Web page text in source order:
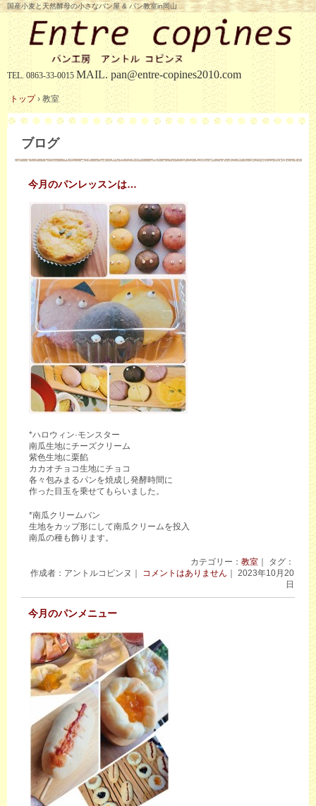
国産小麦と天然酵母の小さなパン屋 & パン教室in岡山
TEL.0863-33-0015 MAIL.pan@entre-copines2010.com
トップ› 教室
ブログ
今月のパンレッスンは…
*ハロウィン·モンスター
南瓜生地にチーズクリーム
紫色生地に栗餡
カカオチョコ生地にチョコ
各々包みまるパンを焼成し発酵時間に
作った目玉を乗せてもらいました。
*南瓜クリームバン
生地をカップ形にして南瓜クリームを投入
南瓜の種も飾ります。
カテゴリー： 教室｜ タグ：
作成者：アントルコピンヌ｜
コメントはありません ｜ 2023年10月20
日
今月のパンメニュー